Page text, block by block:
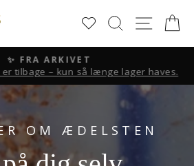
SØG SIDE
Pause
slideshow
✨ FRA ARKIVET
tilbage – kun så længe lager haves.
OM ÆDELSTEN